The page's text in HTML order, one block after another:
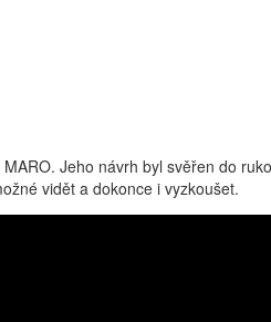
Jeho návrh byl svěřen do
vidět a dokonce i vyzkoušet.